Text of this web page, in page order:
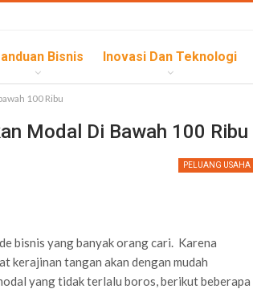
Bisnis Inovasi Dan Teknologi
100 Ribu
Modal Di Bawah 100 Ribu
PELUANG USAHA
bisnis yang banyak orang cari. Karena
kerajinan tangan akan dengan mudah
yang tidak terlalu boros, berikut beberapa